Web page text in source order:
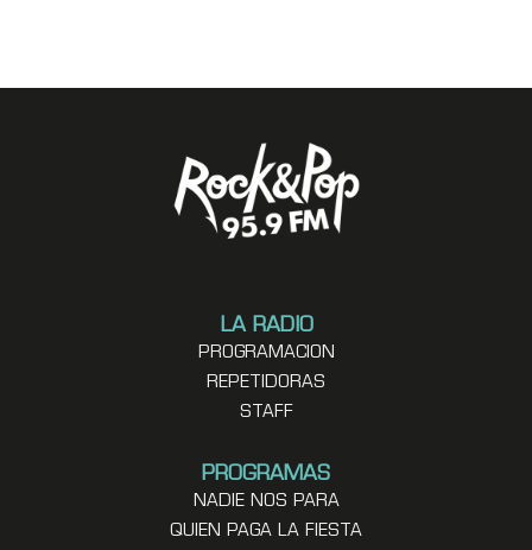
LA RADIO
PROGRAMACION
REPETIDORAS
STAFF
PROGRAMAS
NADIE NOS PARA
QUIEN PAGA LA FIESTA